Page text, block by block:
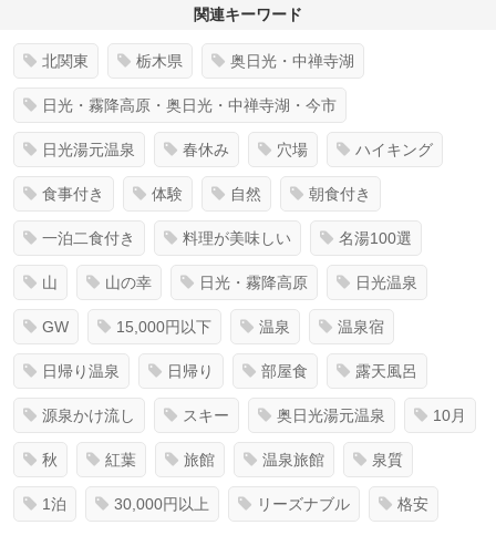
関連キーワード
北関東 栃木県 奥日光・中禅寺湖
日光・霧降高原・奥日光・中禅寺湖・今市
日光湯元温泉 春休み 穴場 ハイキング
食事付き 体験 自然 朝食付き
一泊二食付き 料理が美味しい 名湯100選
山 山の幸 日光・霧降高原 日光温泉
GW 15,000円以下 温泉 温泉宿
日帰り温泉 日帰り 部屋食 露天風呂
源泉かけ流し スキー 奥日光湯元温泉 10月
秋 紅葉 旅館 温泉旅館 泉質
1泊 30,000円以上 リーズナブル 格安